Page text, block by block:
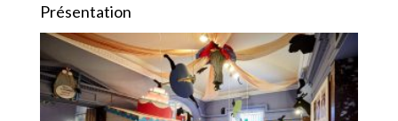
Présentation